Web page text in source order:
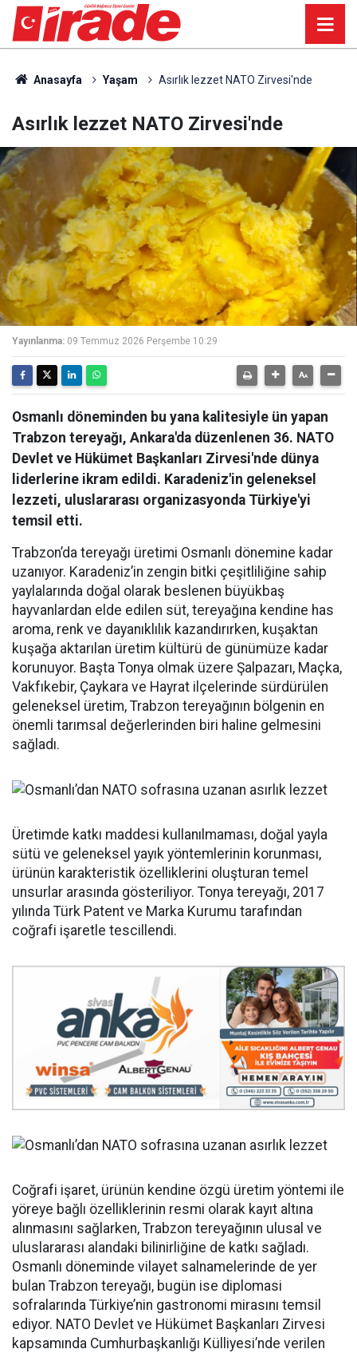
Anasayfa Yaşam Asırlık lezzet NATO Zirvesi'nde
Asırlık lezzet NATO Zirvesi'nde
Yayınlanma: 09 Temmuz 2026 Perşembe 10:29
Osmanlı döneminden bu yana kalitesiyle ün yapan
Trabzon tereyağı, Ankara'da düzenlenen 36. NATO
Devlet ve Hükümet Başkanları Zirvesi'nde dünya
liderlerine ikram edildi. Karadeniz'in geleneksel
lezzeti, uluslararası organizasyonda Türkiye'yi
temsil etti.
Trabzon’da tereyağı üretimi Osmanlı dönemine kadar
uzanıyor. Karadeniz’in zengin bitki çeşitliliğine sahip
yaylalarında doğal olarak beslenen büyükbaş
hayvanlardan elde edilen süt, tereyağına kendine has
aroma, renk ve dayanıklılık kazandırırken, kuşaktan
kuşağa aktarılan üretim kültürü de günümüze kadar
korunuyor. Başta Tonya olmak üzere Şalpazarı, Maçka,
Vakfıkebir, Çaykara ve Hayrat ilçelerinde sürdürülen
geleneksel üretim, Trabzon tereyağının bölgenin en
önemli tarımsal değerlerinden biri haline gelmesini
sağladı.
Üretimde katkı maddesi kullanılmaması, doğal yayla
sütü ve geleneksel yayık yöntemlerinin korunması,
ürünün karakteristik özelliklerini oluşturan temel
unsurlar arasında gösteriliyor. Tonya tereyağı, 2017
yılında Türk Patent ve Marka Kurumu tarafından
coğrafi işaretle tescillendi.
Coğrafi işaret, ürünün kendine özgü üretim yöntemi ile
yöreye bağlı özelliklerinin resmi olarak kayıt altına
alınmasını sağlarken, Trabzon tereyağının ulusal ve
uluslararası alandaki bilinirliğine de katkı sağladı.
Osmanlı döneminde vilayet salnamelerinde de yer
bulan Trabzon tereyağı, bugün ise diplomasi
sofralarında Türkiye’nin gastronomi mirasını temsil
ediyor. NATO Devlet ve Hükümet Başkanları Zirvesi
kapsamında Cumhurbaşkanlığı Külliyesi’nde verilen